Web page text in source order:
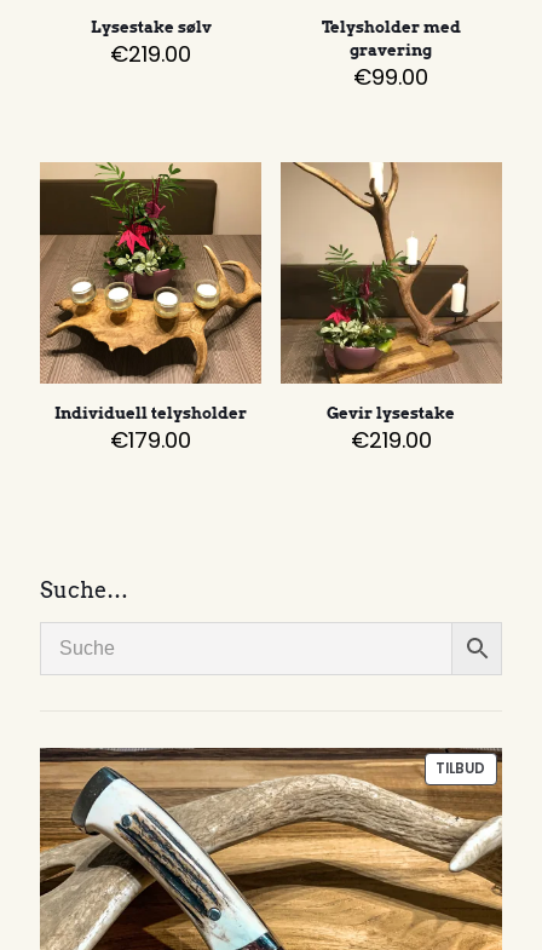
Lysestake sølv
€219.00
Telysholder med
gravering
€99.00
Individuell telysholder
€179.00
Gevir lysestake
€219.00
Suche…
TILBUD
PÅ
SALG